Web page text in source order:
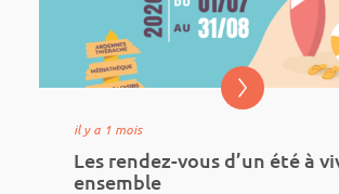
Les rendez-vous d’un été à
ensemble
il y a 1 mois